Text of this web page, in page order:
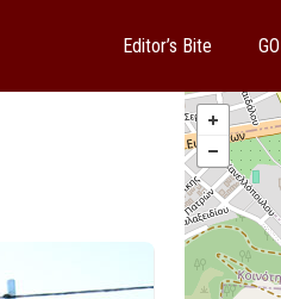
Editor’s Bite